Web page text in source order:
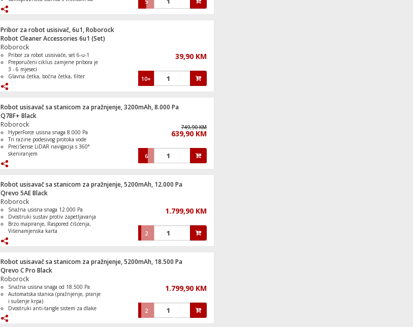
VibraRise 2.0 sonično mokro čišćenje
(do 3000 vibracija/min)
Pametno prepoznavanje tepiha
ultrazvučnom tehnologijom
Pribor za robot usisivač, 6u1, Roborock
Robot Cleaner Accessories 6u1 (Set)
Roborock
Pribor za robot usisivače, set 6-u-1
Preporučeni ciklus zamjene pribora je
3 - 6 mjeseci
Glavna četka, bočna četka, filter
39,90 KM
10+
Robot usisavač sa stanicom za pražnjenje, 3200mAh, 8.000 Pa
Q7BF+ Black
Roborock
HyperForce usisna snaga 8.000 Pa
Tri razine podesivog protoka vode
PreciSense LiDAR navigacija s 360°
skeniranjem
pražnjenje prašine
Fleksibilno upravljanje putem mobilne
aplikacije
749,90 KM
639,90 KM
6
Robot usisavač sa stanicom za pražnjenje, 5200mAh, 12.000 Pa
Qrevo 5AE Black
Roborock
Snažna usisna snaga 12.000 Pa
Dvostruki sustav protiv zapetljavanja
Brzo mapiranje, Raspored čišćenja,
Višenamjenska karta
krpama
Navigacija LiDAR + Reactive Tech
1.799,90 KM
2
Robot usisavač sa stanicom za pražnjenje, 5200mAh, 18.500 Pa
Qrevo C Pro Black
Roborock
Snažna usisna snaga od 18.500 Pa
Automatska stanica (pražnjenje, pranje
i sušenje krpa)
Dvostruki anti-tangle sistem za dlake
Pametna navigacija sa izbjegavanjem
1.799,90 KM
2